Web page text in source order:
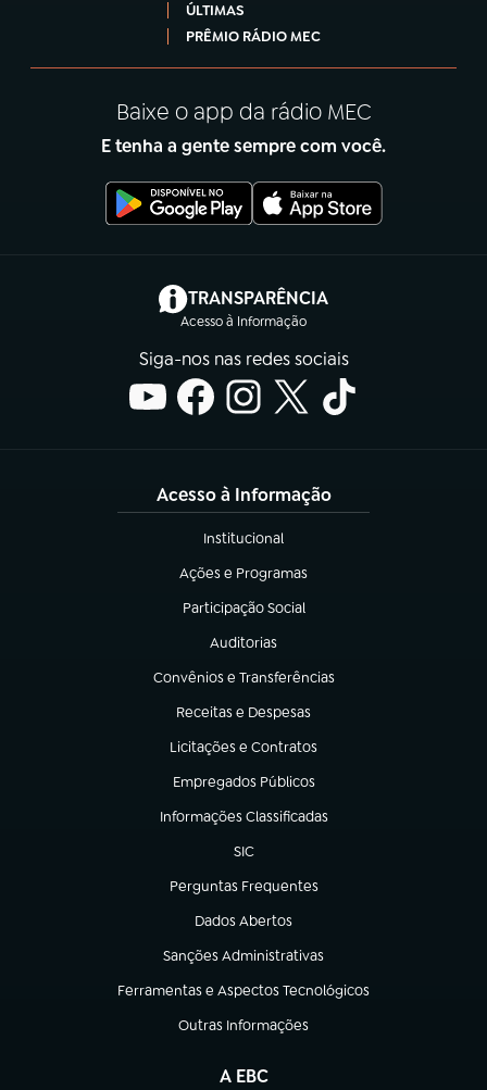
ÚLTIMAS
PRÊMIO RÁDIO MEC
Baixe o app da rádio MEC
E tenha a gente sempre com você.
TRANSPARÊNCIA
Acesso à Informação
(abre em nova aba)
Siga-nos nas redes sociais
Acesso à Informação
Institucional
(abre em nova aba)
Ações e Programas
(abre em nova aba)
Participação Social
(abre em nova aba)
Auditorias
(abre em nova aba)
Convênios e Transferências
(abre em nova aba)
Receitas e Despesas
(abre em nova aba)
Licitações e Contratos
(abre em nova aba)
Empregados Públicos
(abre em nova aba)
Informações Classificadas
(abre em nova aba)
SIC
(abre em nova aba)
Perguntas Frequentes
(abre em nova aba)
Dados Abertos
(abre em nova aba)
Sanções Administrativas
(abre em nova aba)
Ferramentas e Aspectos Tecnológicos
(abre em nova aba)
Outras Informações
(abre em nova aba)
A EBC